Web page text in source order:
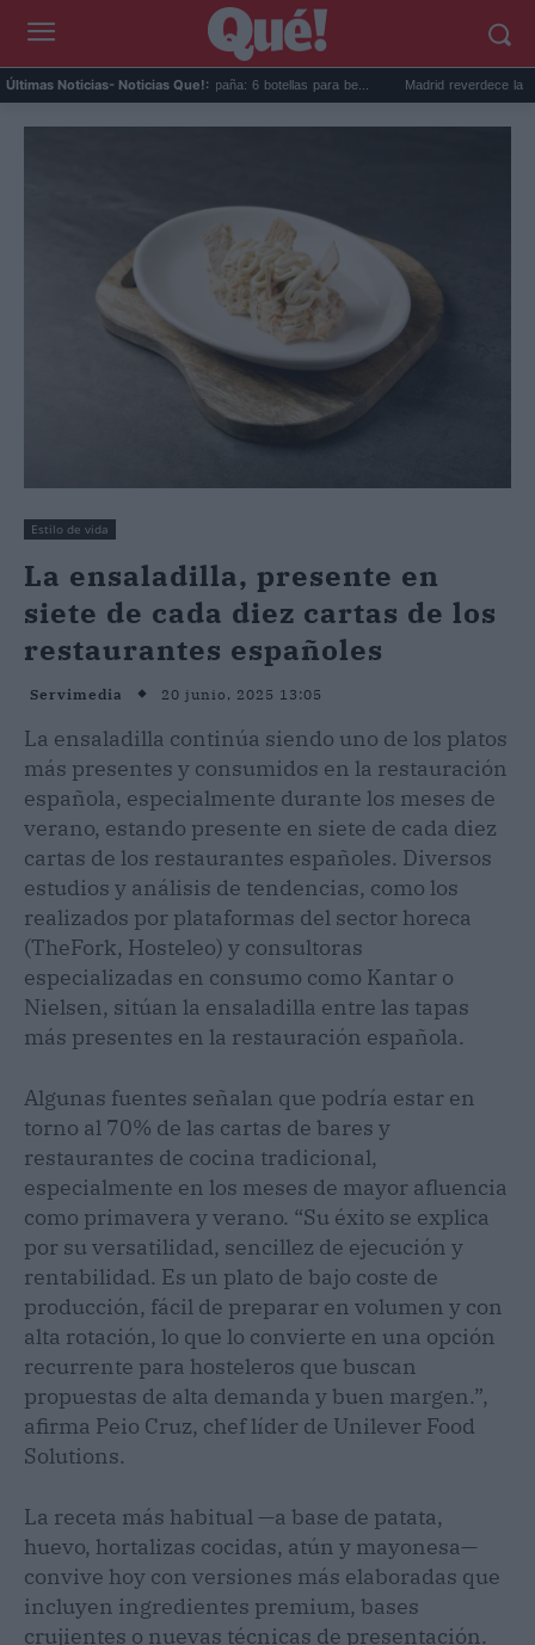
Últimas Noticias- Noticias Que!:
Los vinos para viajar a España: 6 botellas para be... Madrid reverdece la M-30
Estilo de vida
La ensaladilla, presente en
siete de cada diez cartas de los
restaurantes españoles
Servimedia 20 junio, 2025 13:05
La ensaladilla continúa siendo uno de los platos
más presentes y consumidos en la restauración
española, especialmente durante los meses de
verano, estando presente en siete de cada diez
cartas de los restaurantes españoles. Diversos
estudios y análisis de tendencias, como los
realizados por plataformas del sector horeca
(TheFork, Hosteleo) y consultoras
especializadas en consumo como Kantar o
Nielsen, sitúan la ensaladilla entre las tapas
más presentes en la restauración española.
Algunas fuentes señalan que podría estar en
torno al 70% de las cartas de bares y
restaurantes de cocina tradicional,
especialmente en los meses de mayor afluencia
como primavera y verano. “Su éxito se explica
por su versatilidad, sencillez de ejecución y
rentabilidad. Es un plato de bajo coste de
producción, fácil de preparar en volumen y con
alta rotación, lo que lo convierte en una opción
recurrente para hosteleros que buscan
propuestas de alta demanda y buen margen.”,
afirma Peio Cruz, chef líder de Unilever Food
Solutions.
La receta más habitual —a base de patata,
huevo, hortalizas cocidas, atún y mayonesa—
convive hoy con versiones más elaboradas que
incluyen ingredientes premium, bases
crujientes o nuevas técnicas de presentación.